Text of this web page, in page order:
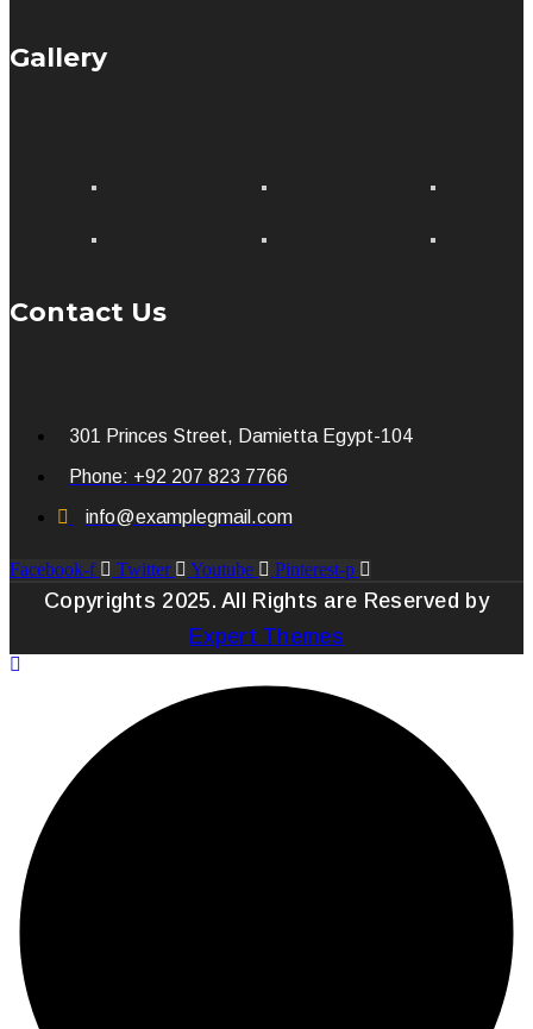
Gallery
Contact Us
301 Princes Street, Damietta Egypt-104
Phone: +92 207 823 7766
info@examplegmail.com
Facebook-f Twitter Youtube Pinterest-p
Copyrights 2025. All Rights are Reserved by
Expert Themes